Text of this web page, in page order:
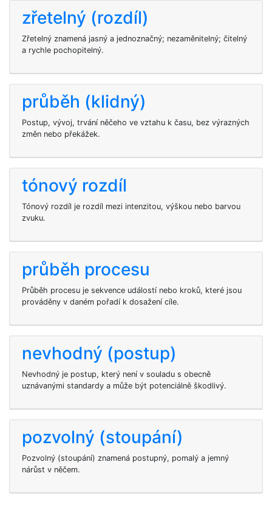
zřetelný (rozdíl)
Zřetelný znamená jasný a jednoznačný; nezaměnitelný; čitelný
a rychle pochopitelný.
průběh (klidný)
Postup, vývoj, trvání něčeho ve vztahu k času, bez výrazných
změn nebo překážek.
tónový rozdíl
Tónový rozdíl je rozdíl mezi intenzitou, výškou nebo barvou
zvuku.
průběh procesu
Průběh procesu je sekvence událostí nebo kroků, které jsou
prováděny v daném pořadí k dosažení cíle.
nevhodný (postup)
Nevhodný je postup, který není v souladu s obecně
uznávanými standardy a může být potenciálně škodlivý.
pozvolný (stoupání)
Pozvolný (stoupání) znamená postupný, pomalý a jemný
nárůst v něčem.